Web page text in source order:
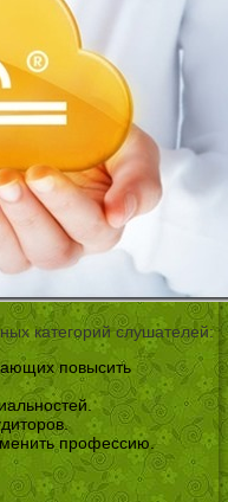
категорий слушателей:
повысить
профессию.